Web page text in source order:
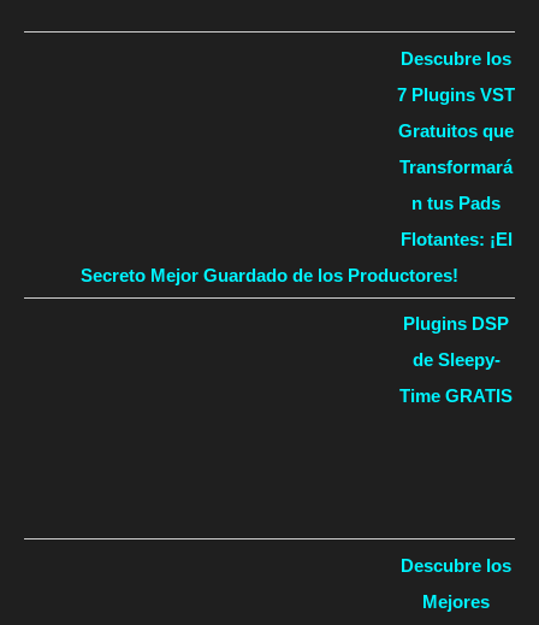
Descubre los
7 Plugins VST
Gratuitos que
Transformará
n tus Pads
Flotantes: ¡El
Secreto Mejor Guardado de los Productores!
Plugins DSP
de Sleepy-
Time GRATIS
Descubre los
Mejores